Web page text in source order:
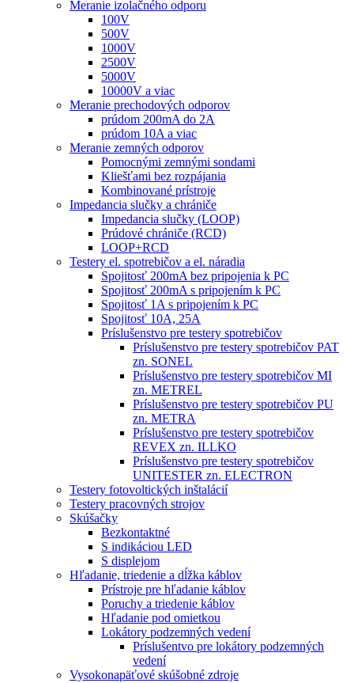
Meranie izolačného odporu
100V
500V
1000V
2500V
5000V
10000V a viac
Meranie prechodových odporov
prúdom 200mA do 2A
prúdom 10A a viac
Meranie zemných odporov
Pomocnými zemnými sondami
Kliešťami bez rozpájania
Kombinované prístroje
Impedancia slučky a chrániče
Impedancia slučky (LOOP)
Prúdové chrániče (RCD)
LOOP+RCD
Testery el. spotrebičov a el. náradia
Spojitosť 200mA bez pripojenia k PC
Spojitosť 200mA s pripojením k PC
Spojitosť 1A s pripojením k PC
Spojitosť 10A, 25A
Príslušenstvo pre testery spotrebičov
Príslušenstvo pre testery spotrebičov PAT
zn. SONEL
Príslušenstvo pre testery spotrebičov MI
zn. METREL
Príslušenstvo pre testery spotrebičov PU
zn. METRA
Príslušenstvo pre testery spotrebičov
REVEX zn. ILLKO
Príslušenstvo pre testery spotrebičov
UNITESTER zn. ELECTRON
Testery fotovoltických inštalácií
Testery pracovných strojov
Skúšačky
Bezkontaktné
S indikáciou LED
S displejom
Hľadanie, triedenie a dĺžka káblov
Prístroje pre hľadanie káblov
Poruchy a triedenie káblov
Hľadanie pod omietkou
Lokátory podzemných vedení
Príslušentvo pre lokátory podzemných
vedení
Vysokonapäťové skúšobné zdroje